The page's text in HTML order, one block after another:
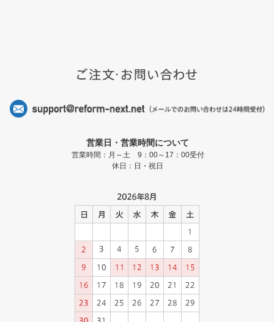
営業日・営業時間について
営業時間：月～土 9：00～17：00受付
休日：日・祝日